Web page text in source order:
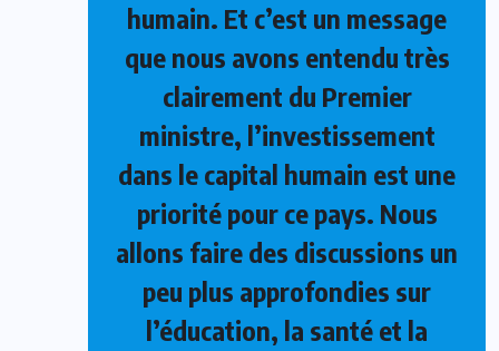
humain. Et c’est un message
que nous avons entendu très
clairement du Premier
ministre, l’investissement
dans le capital humain est une
priorité pour ce pays. Nous
allons faire des discussions un
peu plus approfondies sur
l’éducation, la santé et la